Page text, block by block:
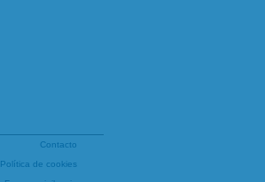
Contacto
Política de cookies